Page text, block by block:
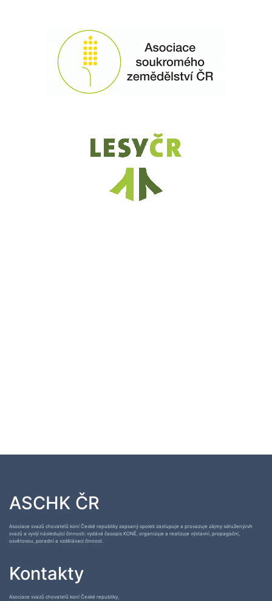
ASCHK ČR
Asociace svazů chovatelů koní České republiky zapsaný spolek zastupuje a prosazuje zájmy sdruženýcvh
svazů a vyvíjí následující činnosti: vydává časopis KONĚ, organizuje a realizuje výstavní, propagační,
osvětovou, poradní a vzdělávací činnost.
Kontakty
Asociace svazů chovatelů koní České republiky,